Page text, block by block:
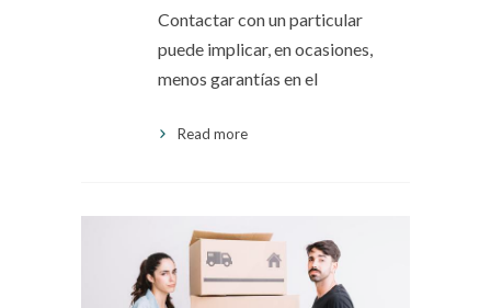
Contactar con un particular
puede implicar, en ocasiones,
menos garantías en el
Read more